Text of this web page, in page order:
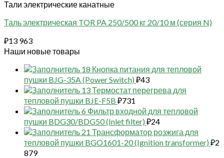
Тали электрические канатные
Таль электрическая TOR PA 250/500 кг 20/10 м (серия N)
₽13 963
Наши новые товары
18 Кнопка питания для тепловой
пушки BJG-35A (Power Switch) ₽43
13 Термостат перегрева для
тепловой пушки BJE-F5B ₽731
6 Фильтр входной для тепловой
пушки BDG30/BDG50 (Inlet filter) ₽24
21 Трансформатор розжига для
тепловой пушки BGO1601-20 (Ignition transformer) ₽2
879